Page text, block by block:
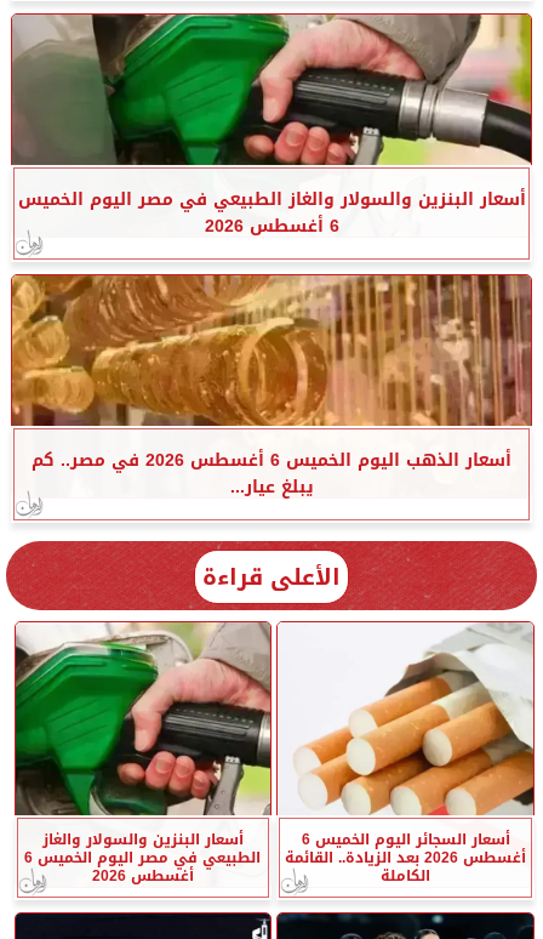
أسعار البنزين والسولار والغاز الطبيعي في مصر اليوم الخميس
6 أغسطس 2026
أسعار الذهب اليوم الخميس 6 أغسطس 2026 في مصر.. كم
يبلغ عيار...
الأعلى قراءة
أسعار السجائر اليوم الخميس 6
أغسطس 2026 بعد الزيادة.. القائمة
الكاملة
أسعار البنزين والسولار والغاز
الطبيعي في مصر اليوم الخميس 6
أغسطس 2026